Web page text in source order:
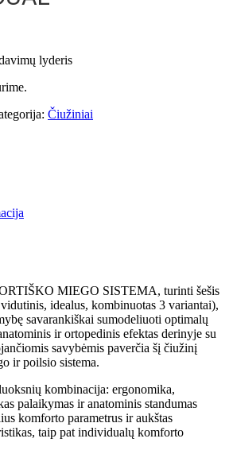
lyderis
Čiužiniai
MIEGO SISTEMA, turinti šešis
idealus, kombinuotas 3 variantai),
savarankiškai sumodeliuoti optimalų
ir ortopedinis efektas derinyje su
savybėmis paverčia šį čiužinį
ir poilsio sistema.
kombinacija: ergonomika,
palaikymas ir anatominis standumas
komforto parametrus ir aukštas
taip pat individualų komforto